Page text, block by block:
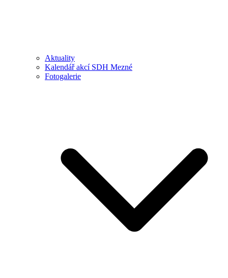
Aktuality
Kalendář akcí SDH Mezné
Fotogalerie